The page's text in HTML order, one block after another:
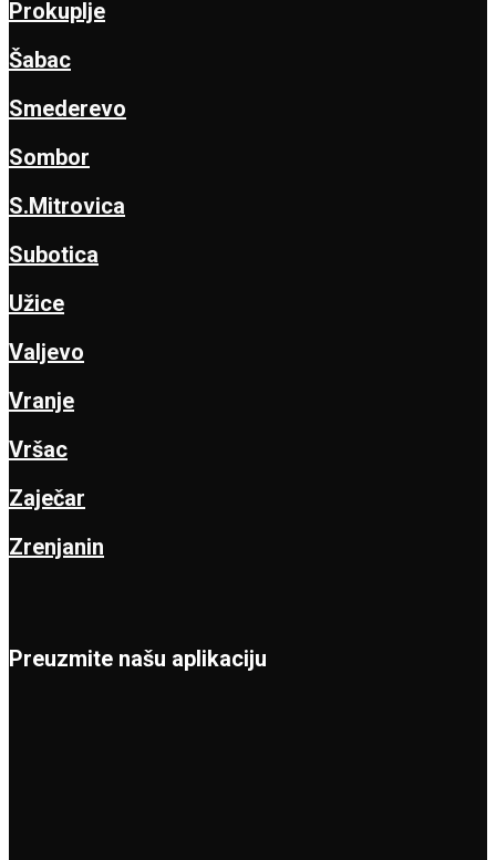
Prokuplje
Šabac
Smederevo
Sombor
S.Mitrovica
Subotica
Užice
Valjevo
Vranje
Vršac
Zaječar
Zrenjanin
Preuzmite našu aplikaciju